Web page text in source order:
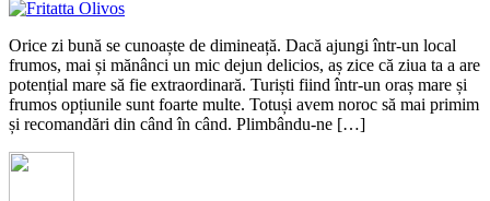
Orice zi bună se cunoaște de dimineață. Dacă ajungi într-un local
frumos, mai și mănânci un mic dejun delicios, aș zice că ziua ta a are
potențial mare să fie extraordinară. Turiști fiind într-un oraș mare și
frumos opțiunile sunt foarte multe. Totuși avem noroc să mai primim
și recomandări din când în când. Plimbându-ne […]